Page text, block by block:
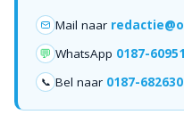
Mail naar
💬 WhatsApp 0187-
📞 Bel naar 0187-682630